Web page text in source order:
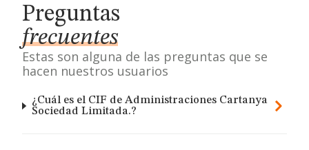
Preguntas
frecuentes
Estas son alguna de las preguntas que se
hacen nuestros usuarios
¿Cuál es el CIF de Administraciones Cartanya
Sociedad Limitada.?